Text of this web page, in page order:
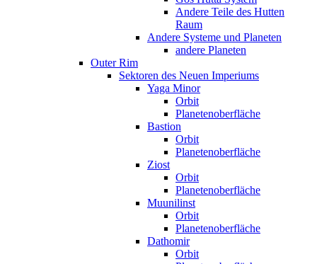
Andere Teile des Hutten
Raum
Andere Systeme und Planeten
andere Planeten
Outer Rim
Sektoren des Neuen Imperiums
Yaga Minor
Orbit
Planetenoberfläche
Bastion
Orbit
Planetenoberfläche
Ziost
Orbit
Planetenoberfläche
Muunilinst
Orbit
Planetenoberfläche
Dathomir
Orbit